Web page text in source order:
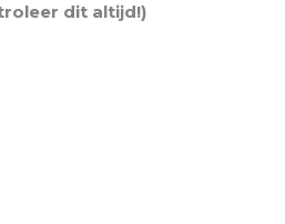
dit altijd!)